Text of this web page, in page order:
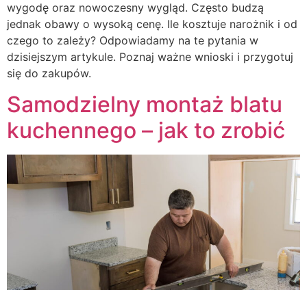
wygodę oraz nowoczesny wygląd. Często budzą
jednak obawy o wysoką cenę. Ile kosztuje narożnik i od
czego to zależy? Odpowiadamy na te pytania w
dzisiejszym artykule. Poznaj ważne wnioski i przygotuj
się do zakupów.
Samodzielny montaż blatu
kuchennego – jak to zrobić